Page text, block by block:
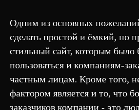
Одним из основных
сделать простой и ёмкий, но
стильный сайт, которым было
пользоваться и компаниям-
частным лицам. Кроме того,
фактором является и то, что
заказчиков компании - это